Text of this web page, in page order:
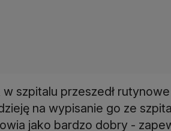
w szpitalu przeszedł
na wypisanie go ze
jako bardzo dobry -